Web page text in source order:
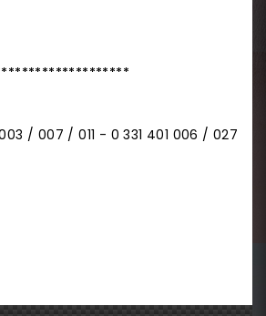
/ 007 / 011 - 0 331 401 006 / 027